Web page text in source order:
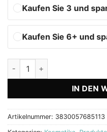
Kaufen Sie 3 und
Kaufen Sie 6+ und
Easy Step Gelenk- &
IN DEN
Artikelnummer: 3830057685113